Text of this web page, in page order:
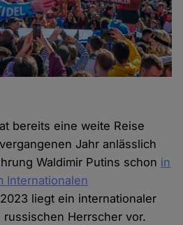
bereits eine weite Reise
Jahr anlässlich
Waldimir Putins schon in
Internationalen
liegt ein internationaler
Herrscher vor.